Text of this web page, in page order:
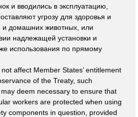
и вводились в эксплуатацию,
угрозу для здоровья и
и домашних животных, или
надлежащей установки и
использования по прямому
affect Member States’ entitlement
of the Treaty, such
deem necessary to ensure that
workers are protected when using
components in question, provided